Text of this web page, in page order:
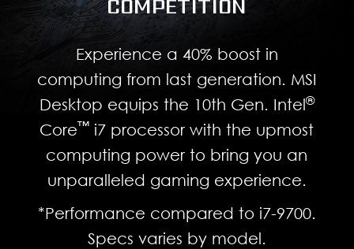
COMPETITION
Experience a 40% boost in
computing from last generation. MSI
Desktop equips the 10th Gen. Intel®
Core™ i7 processor with the upmost
computing power to bring you an
unparalleled gaming experience.
*Performance compared to i7-9700.
Specs varies by model.